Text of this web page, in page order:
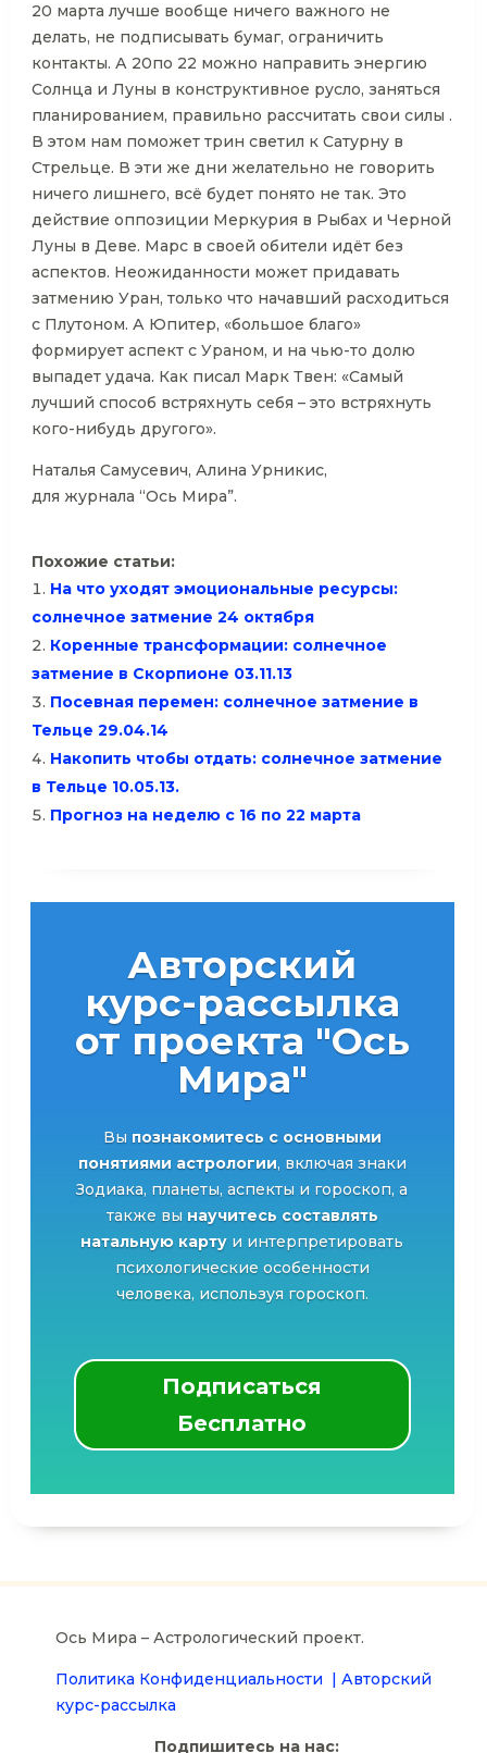
20 марта лучше вообще ничего важного не
делать, не подписывать бумаг, ограничить
контакты. А 20по 22 можно направить энергию
Солнца и Луны в конструктивное русло, заняться
планированием, правильно рассчитать свои силы .
В этом нам поможет трин светил к Сатурну в
Стрельце. В эти же дни желательно не говорить
ничего лишнего, всё будет понято не так. Это
действие оппозиции Меркурия в Рыбах и Черной
Луны в Деве. Марс в своей обители идёт без
аспектов. Неожиданности может придавать
затмению Уран, только что начавший расходиться
с Плутоном. А Юпитер, «большое благо»
формирует аспект с Ураном, и на чью-то долю
выпадет удача. Как писал Марк Твен: «Самый
лучший способ встряхнуть себя – это встряхнуть
кого-нибудь другого».
Наталья Самусевич, Алина Урникис,
для журнала “Ось Мира”.
Похожие статьи:
На что уходят эмоциональные ресурсы:
солнечное затмение 24 октября
Коренные трансформации: солнечное
затмение в Скорпионе 03.11.13
Посевная перемен: солнечное затмение в
Тельце 29.04.14
Накопить чтобы отдать: солнечное затмение
в Тельце 10.05.13.
Прогноз на неделю с 16 по 22 марта
Авторский
курс-рассылка
от проекта "Ось
Мира"
Вы познакомитесь с основными
понятиями астрологии, включая знаки
Зодиака, планеты, аспекты и гороскоп, а
также вы научитесь составлять
натальную карту и интерпретировать
психологические особенности
человека, используя гороскоп.
Подписаться
Бесплатно
Ось Мира – Астрологический проект.
Политика Конфиденциальности | Авторский
курс-рассылка
Подпишитесь на нас: